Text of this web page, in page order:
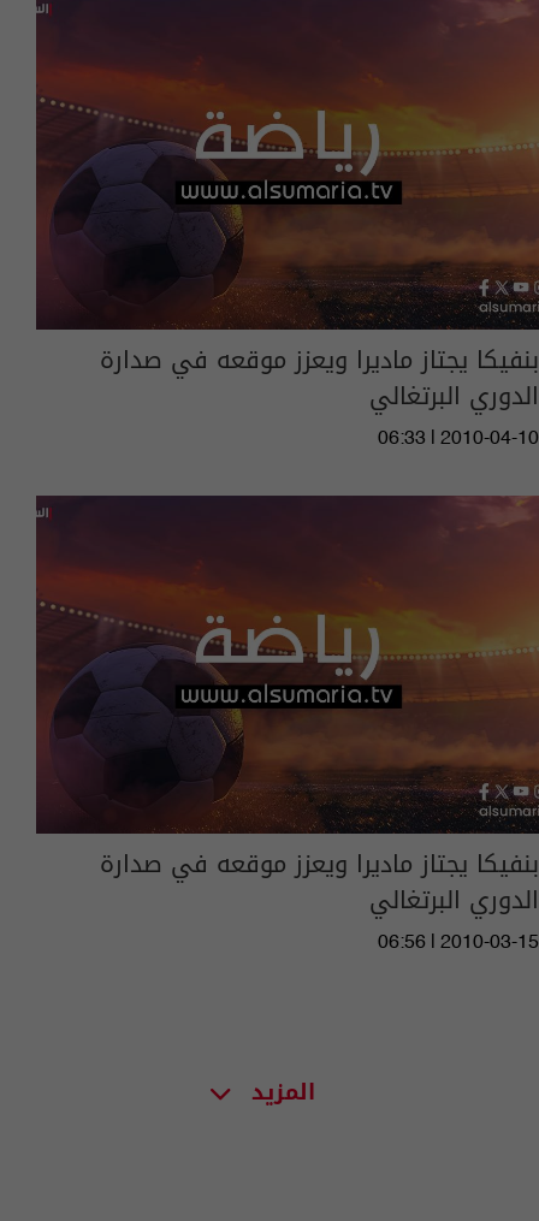
بنفيكا يجتاز ماديرا ويعزز موقعه في صدارة
الدوري البرتغالي
06:33 | 2010-04-10
بنفيكا يجتاز ماديرا ويعزز موقعه في صدارة
الدوري البرتغالي
06:56 | 2010-03-15
المزيد